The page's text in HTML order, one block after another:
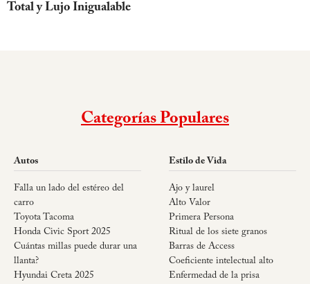
Total y Lujo Inigualable
Categorías Populares
Autos
Falla un lado del estéreo del
carro
Toyota Tacoma
Honda Civic Sport 2025
Cuántas millas puede durar una
llanta?
Hyundai Creta 2025
Estilo de Vida
Ajo y laurel
Alto Valor
Primera Persona
Ritual de los siete granos
Barras de Access
Coeficiente intelectual alto
Enfermedad de la prisa